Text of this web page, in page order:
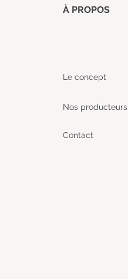
À PROPOS
Le concept
Nos producteurs
Contact